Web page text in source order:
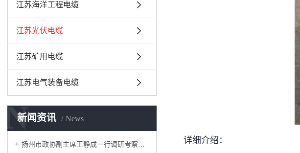
江苏海洋工程电缆
江苏光伏电缆
江苏矿用电缆
江苏电气装备电缆
新闻资讯 News
N
扬州市政协副主席王静成一行调研考察红旗电缆集团 详细介绍：